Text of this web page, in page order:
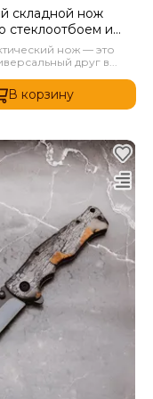
складной нож
стеклоотбоем и
Зеленыйнож — это
друг в...
В корзину